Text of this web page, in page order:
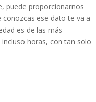
puede proporcionarnos
ese dato te va a
es de las más
horas, con tan solo